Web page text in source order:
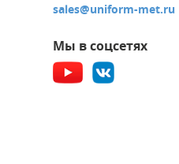
sales@uniform-met.ru
Мы в соцсетях